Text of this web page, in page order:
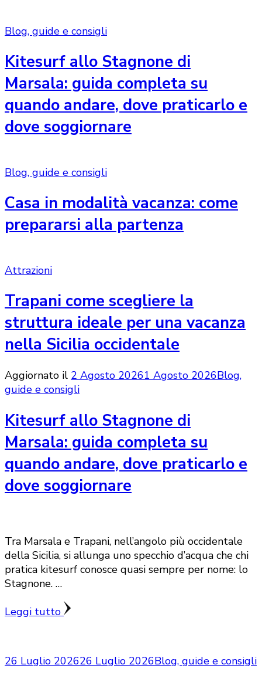
Blog, guide e consigli
Kitesurf allo Stagnone di
Marsala: guida completa su
quando andare, dove praticarlo e
dove soggiornare
Blog, guide e consigli
Casa in modalità vacanza: come
prepararsi alla partenza
Attrazioni
Trapani come scegliere la
struttura ideale per una vacanza
nella Sicilia occidentale
Aggiornato il 2 Agosto 20261 Agosto 2026Blog,
guide e consigli
Kitesurf allo Stagnone di
Marsala: guida completa su
quando andare, dove praticarlo e
dove soggiornare
Tra Marsala e Trapani, nell’angolo più occidentale
della Sicilia, si allunga uno specchio d’acqua che chi
pratica kitesurf conosce quasi sempre per nome: lo
Stagnone. …
Leggi tutto
26 Luglio 202626 Luglio 2026Blog, guide e consigli